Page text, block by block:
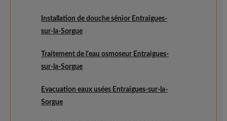
Installation de douche sénior Entraigues-
sur-la-Sorgue
Traitement de l'eau osmoseur Entraigues-
sur-la-Sorgue
Evacuation eaux usées Entraigues-sur-la-
Sorgue